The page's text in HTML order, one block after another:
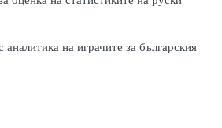
на играчите за българския